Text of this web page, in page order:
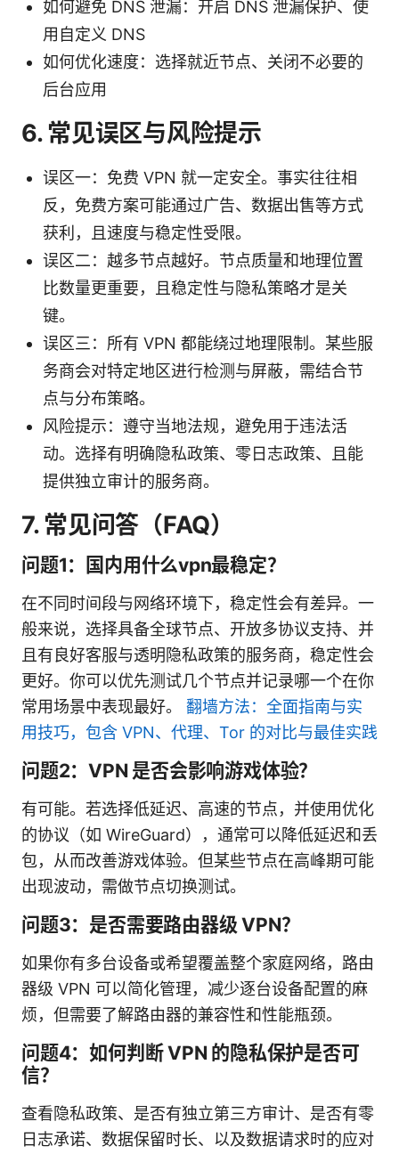
如何避免 DNS 泄漏：开启 DNS 泄漏保护、使
用自定义 DNS
如何优化速度：选择就近节点、关闭不必要的
后台应用
6. 常见误区与风险提示
误区一：免费 VPN 就一定安全。事实往往相
反，免费方案可能通过广告、数据出售等方式
获利，且速度与稳定性受限。
误区二：越多节点越好。节点质量和地理位置
比数量更重要，且稳定性与隐私策略才是关
键。
误区三：所有 VPN 都能绕过地理限制。某些服
务商会对特定地区进行检测与屏蔽，需结合节
点与分布策略。
风险提示：遵守当地法规，避免用于违法活
动。选择有明确隐私政策、零日志政策、且能
提供独立审计的服务商。
7. 常见问答（FAQ）
问题1：国内用什么vpn最稳定？
在不同时间段与网络环境下，稳定性会有差异。一
般来说，选择具备全球节点、开放多协议支持、并
且有良好客服与透明隐私政策的服务商，稳定性会
更好。你可以优先测试几个节点并记录哪一个在你
常用场景中表现最好。 翻墙方法：全面指南与实
用技巧，包含 VPN、代理、Tor 的对比与最佳实践
问题2：VPN 是否会影响游戏体验？
有可能。若选择低延迟、高速的节点，并使用优化
的协议（如 WireGuard），通常可以降低延迟和丢
包，从而改善游戏体验。但某些节点在高峰期可能
出现波动，需做节点切换测试。
问题3：是否需要路由器级 VPN？
如果你有多台设备或希望覆盖整个家庭网络，路由
器级 VPN 可以简化管理，减少逐台设备配置的麻
烦，但需要了解路由器的兼容性和性能瓶颈。
问题4：如何判断 VPN 的隐私保护是否可
信？
查看隐私政策、是否有独立第三方审计、是否有零
日志承诺、数据保留时长、以及数据请求时的应对